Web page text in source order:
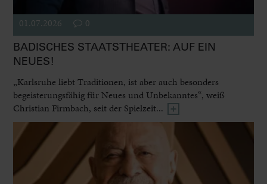
01.07.2026 0
BADISCHES STAATSTHEATER: AUF EIN
NEUES!
„Karlsruhe liebt Traditionen, ist aber auch besonders
begeisterungsfähig für Neues und Unbekanntes“, weiß
Christian Firmbach, seit der Spielzeit...